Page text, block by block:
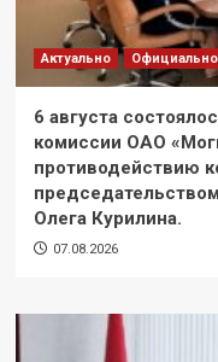
Актуально Официально
6 августа
комиссии ОАО
противодействию
Олега Курилина.
07.08.2026